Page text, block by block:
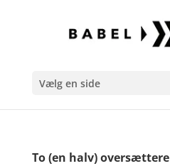
Vælg en side
To (en halv)